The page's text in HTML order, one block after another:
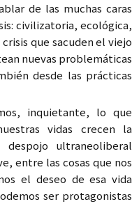
de las muchas caras
civilizatoria, ecológica,
que sacuden el viejo
nuevas problemáticas
desde las prácticas
inquietante, lo que
vidas crecen la
ultraneoliberal
entre las cosas que nos
el deseo de esa vida
ser protagonistas